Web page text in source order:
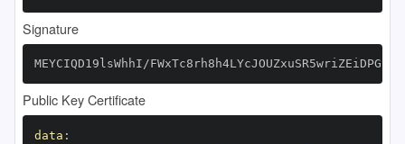
Signature
MEYCIQD19lsWhhI/
Public Key Certificate
data :